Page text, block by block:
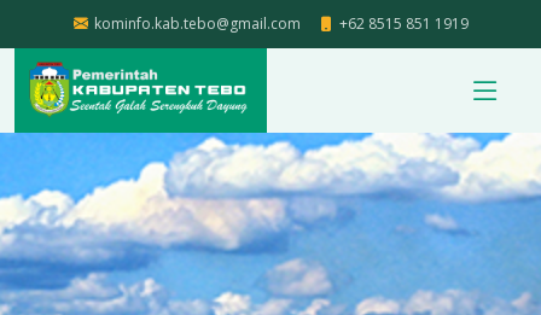
kominfo.kab.tebo@gmail.com +62 8515 851 1919